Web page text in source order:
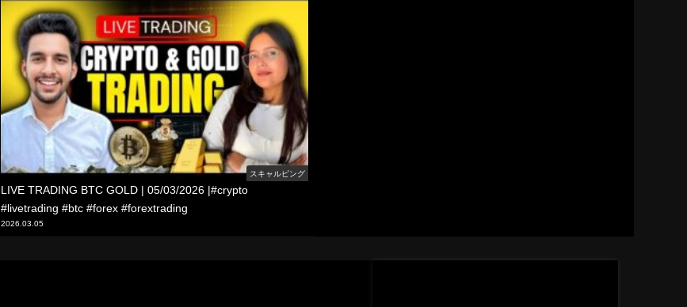
スキャルピング
LIVE TRADING BTC GOLD | 05/03/2026 |#crypto
#livetrading #btc #forex #forextrading
2026.03.05